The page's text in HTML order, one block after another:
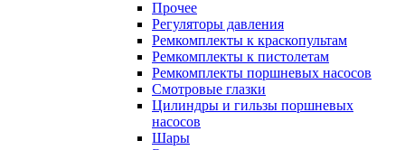
Прочее
Регуляторы давления
Ремкомплекты к краскопультам
Ремкомплекты к пистолетам
Ремкомплекты поршневых насосов
Смотровые глазки
Цилиндры и гильзы поршневых
насосов
Шары